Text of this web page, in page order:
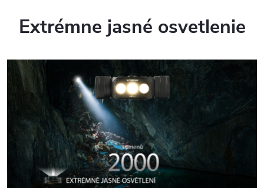
Extrémne jasné osvetlenie